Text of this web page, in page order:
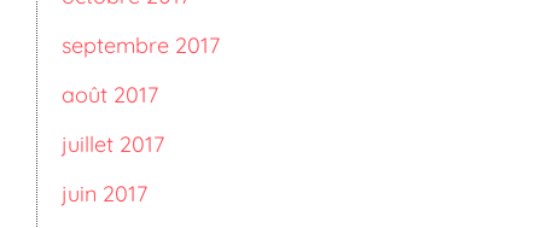
septembre 2017
août 2017
juillet 2017
juin 2017